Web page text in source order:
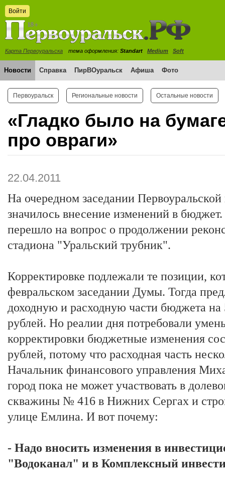
Войти
Карта Первоуральска тема оформления: Standart Medium Soft
Новости Справка ПирВОуральск Афиша Фото
Первоуральск Региональные новости Остальные новости
«Гладко было на
про овраги»
22.04.2011
На очередном заседании
значилось внесение изменений в
перешло на вопрос о продолжении
стадиона "Уральский трубник".
Корректировке подлежали те позиции,
февральском заседании Думы. Тогда
доходную и расходную части бюджета
рублей. Но реалии дня потребовали
корректировки бюджетные изменения
рублей, потому что расходная часть
Начальник финансового управления
город пока не может участвовать в
скважины № 416 в Нижних Сергах и
улице Емлина. И вот почему:
- Надо вносить изменения в
"Водоканал" и в Комплексный